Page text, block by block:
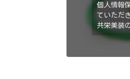
個人情報
ていただ
共栄美装